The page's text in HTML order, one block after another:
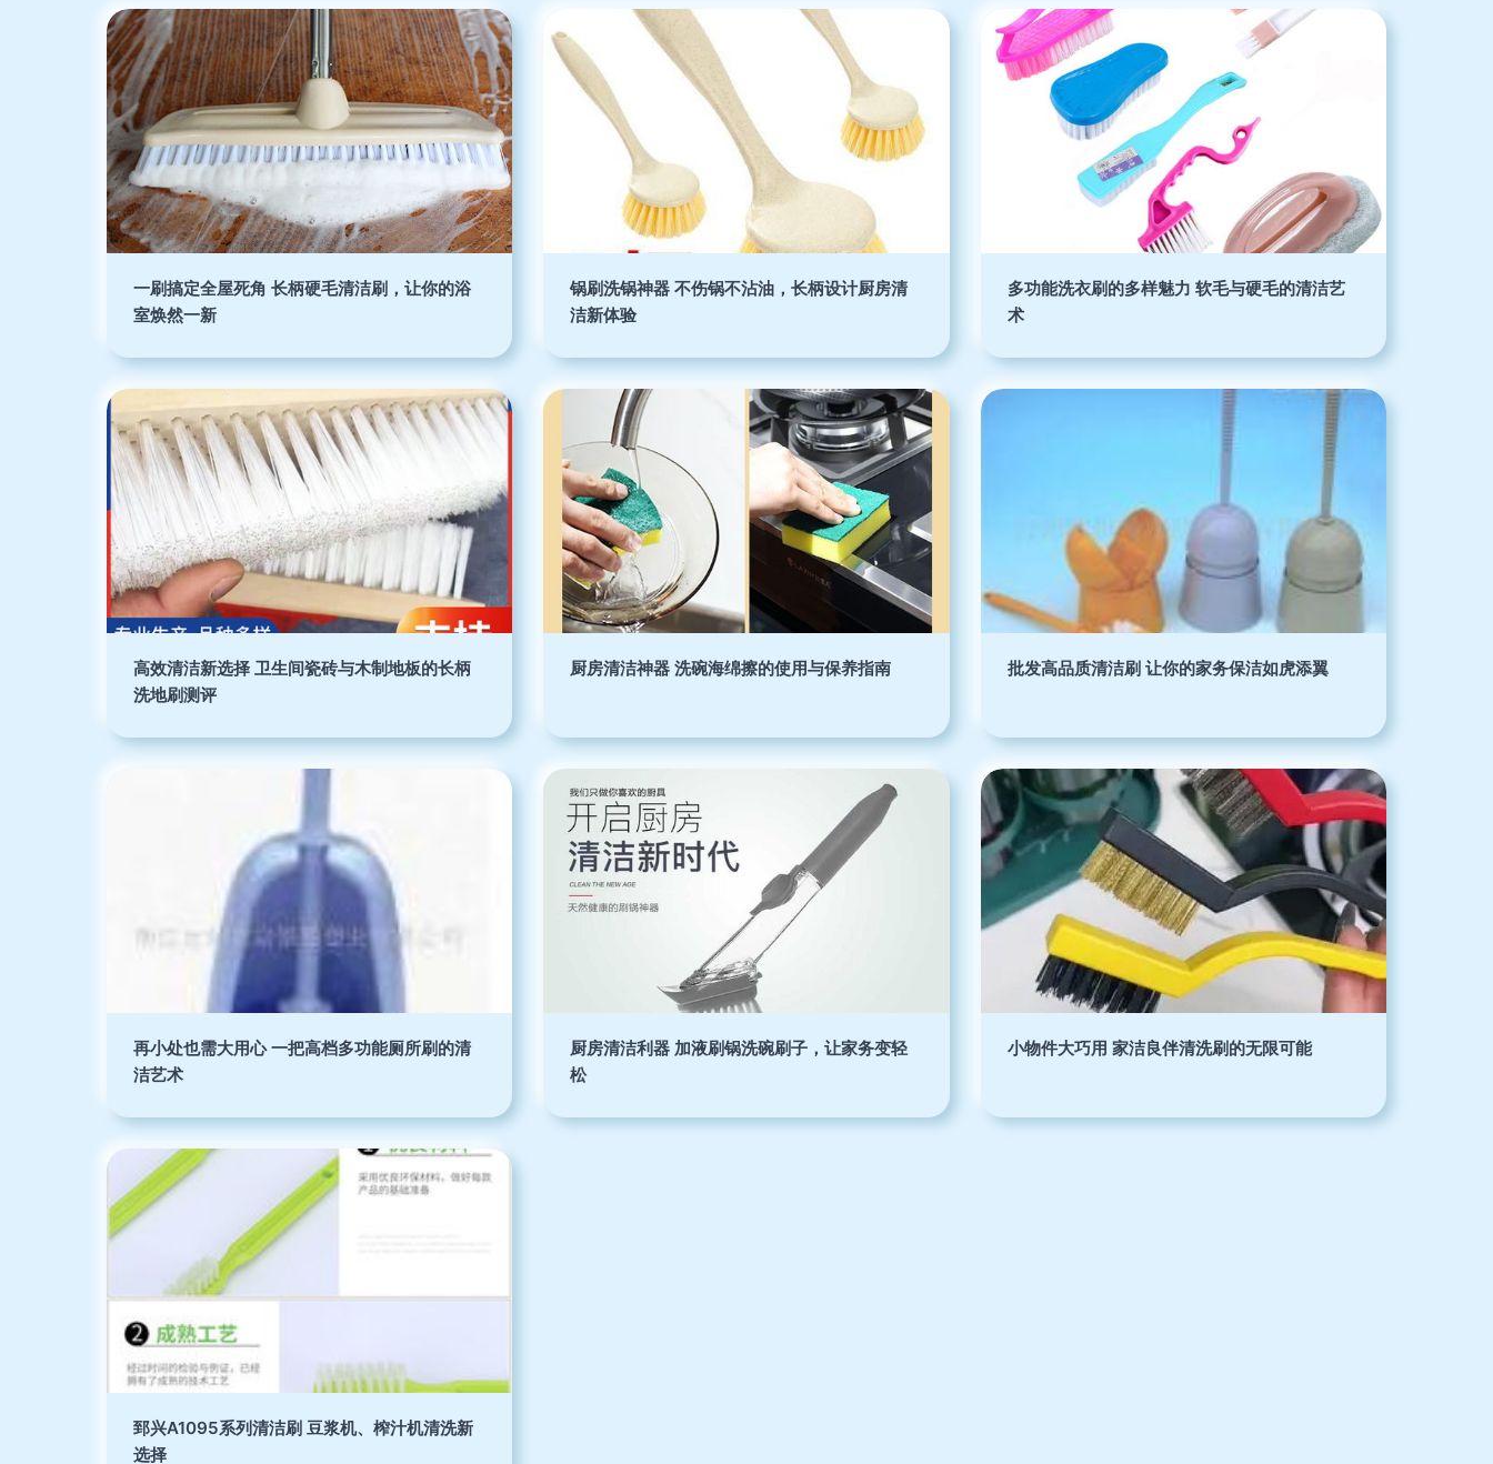
一刷搞定全屋死角 长柄硬毛清洁刷，让你的浴
室焕然一新
锅刷洗锅神器 不伤锅不沾油，长柄设计厨房清
洁新体验
多功能洗衣刷的多样魅力 软毛与硬毛的清洁艺
术
高效清洁新选择 卫生间瓷砖与木制地板的长柄
洗地刷测评
厨房清洁神器 洗碗海绵擦的使用与保养指南 批发高品质清洁刷 让你的家务保洁如虎添翼
再小处也需大用心 一把高档多功能厕所刷的清
洁艺术
厨房清洁利器 加液刷锅洗碗刷子，让家务变轻
松
小物件大巧用 家洁良伴清洗刷的无限可能
郅兴A1095系列清洁刷 豆浆机、榨汁机清洗新
选择